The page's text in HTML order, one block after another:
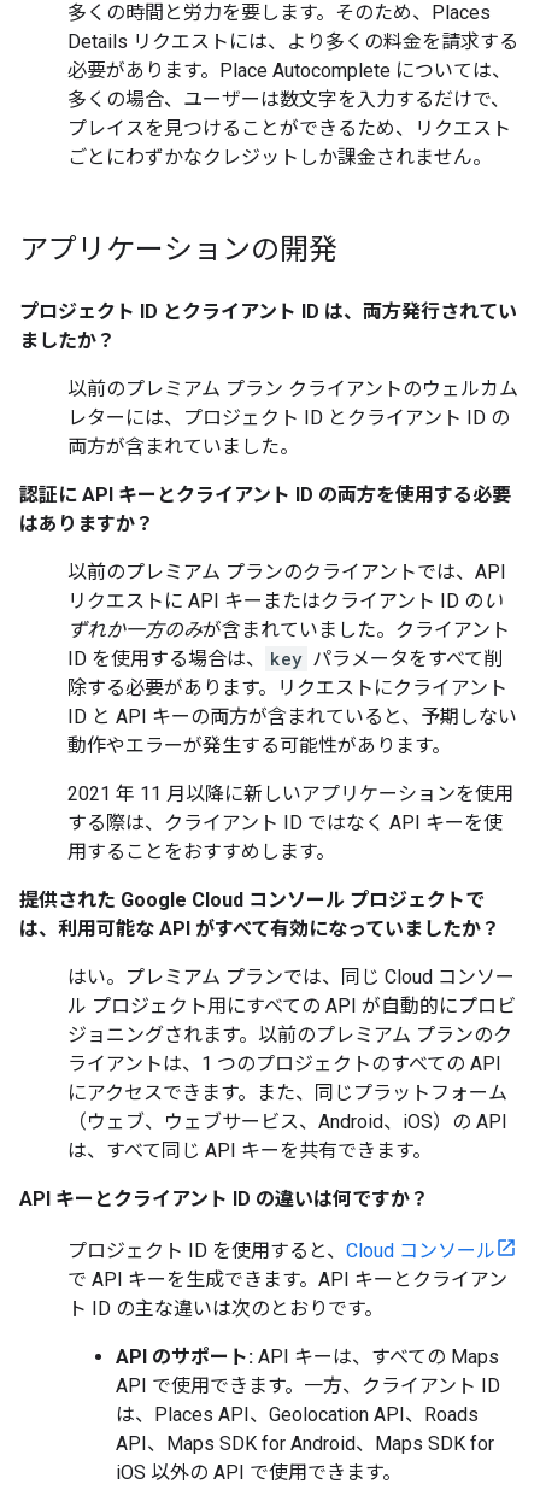
多くの時間と労力を要します。そのため、Places
Details リクエストには、より多くの料金を請求する
必要があります。Place Autocomplete については、
多くの場合、ユーザーは数文字を入力するだけで、
プレイスを見つけることができるため、リクエスト
ごとにわずかなクレジットしか課金されません。
アプリケーションの開発
プロジェクト ID とクライアント ID は、両方発行されてい
ましたか？
以前のプレミアム プラン クライアントのウェルカム
レターには、プロジェクト ID とクライアント ID の
両方が含まれていました。
認証に API キーとクライアント ID の両方を使用する必要
はありますか？
以前のプレミアム プランのクライアントでは、API
リクエストに API キーまたはクライアント ID の い
ずれか一方のみが含まれていました。クライアント
ID を使用する場合は、
key パラメータをすべて削
除する必要があります。リクエストにクライアント
ID と API キーの両方が含まれていると、予期しない
動作やエラーが発生する可能性があります。
2021 年 11 月以降に新しいアプリケーションを使用
する際は、クライアント ID ではなく API キーを使
用することをおすすめします。
提供された Google Cloud コンソール プロジェクトで
は、利用可能な API がすべて有効になっていましたか？
はい。プレミアム プランでは、同じ Cloud コンソー
ル プロジェクト用にすべての API が自動的にプロビ
ジョニングされます。以前のプレミアム プランのク
ライアントは、1 つのプロジェクトのすべての API
にアクセスできます。また、同じプラットフォーム
（ウェブ、ウェブサービス、Android、iOS）の API
は、すべて同じ API キーを共有できます。
API キーとクライアント ID の違いは何ですか？
プロジェクト ID を使用すると、 Cloud コンソール
で API キーを生成できます。API キーとクライアン
ト ID の主な違いは次のとおりです。
API のサポート: API キーは、すべての Maps
API で使用できます。一方、クライアント ID
は、Places API、Geolocation API、Roads
API、Maps SDK for Android、Maps SDK for
iOS 以外の API で使用できます。